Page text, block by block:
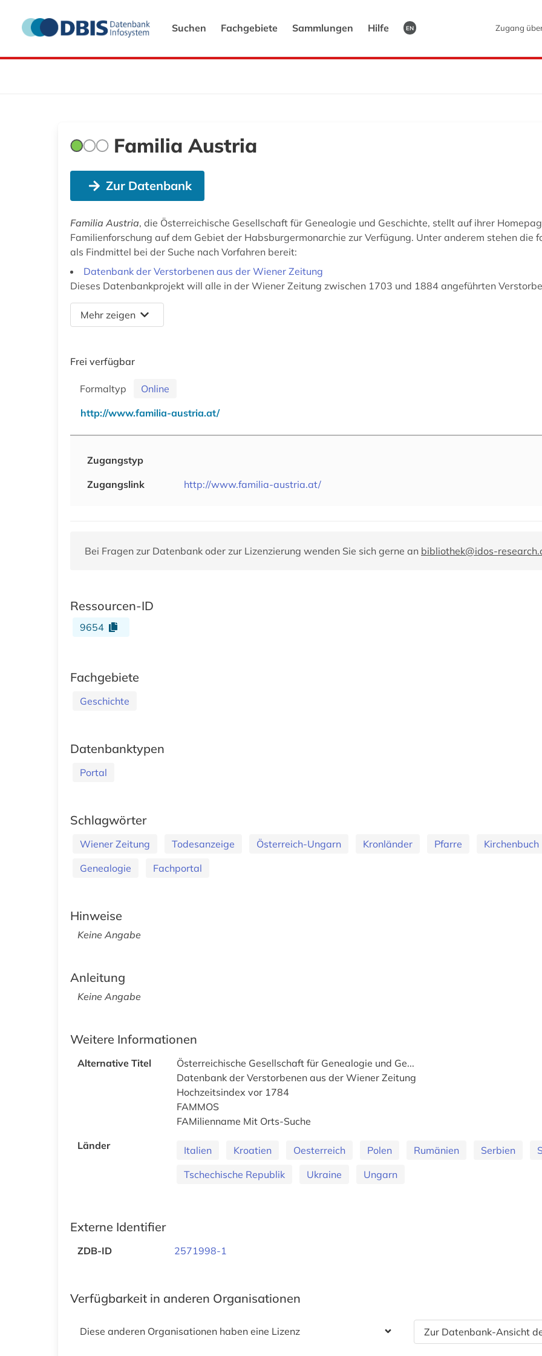
Suchen Fachgebiete Sammlungen Hilfe EN Zugang
Familia Austria
Zur Datenbank
Familia Austria, die Österreichische Gesellschaft für Genealogie und Geschichte, stellt auf ihrer
Familienforschung auf dem Gebiet der Habsburgermonarchie zur Verfügung. Unter anderem stehen
als Findmittel bei der Suche nach Vorfahren bereit:
Datenbank der Verstorbenen aus der Wiener Zeitung
Dieses Datenbankprojekt will alle in der Wiener Zeitung zwischen 1703 und 1884 angeführten
Mehr zeigen
Frei verfügbar
Formaltyp
Online
http://www.familia-austria.at/
Zugangstyp
Zugangslink
http://www.familia-austria.at/
Bei Fragen zur Datenbank oder zur Lizenzierung wenden Sie sich gerne an bibliothek@idos-
Ressourcen-ID
9654
Fachgebiete
Geschichte
Datenbanktypen
Portal
Schlagwörter
Wiener Zeitung Todesanzeige Österreich-Ungarn Kronländer Pfarre
Kirchenbuch
Genealogie
Fachportal
Hinweise
Keine Angabe
Anleitung
Keine Angabe
Weitere Informationen
Alternative Titel
Österreichische Gesellschaft für Genealogie und Ge...
Datenbank der Verstorbenen aus der Wiener Zeitung
Hochzeitsindex vor 1784
FAMMOS
FAMilienname Mit Orts-Suche
Länder
Italien Kroatien Oesterreich Polen Rumänien Serbien
Tschechische Republik
Ukraine Ungarn
Externe Identifier
ZDB-ID 2571998-1
Verfügbarkeit in anderen Organisationen
Diese anderen Organisationen haben eine Lizenz Zur Datenbank-Ansicht